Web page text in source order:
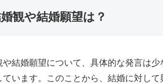
観や結婚願望は？
結婚願望について、具体的な発言は
います。このことから、結婚に対し